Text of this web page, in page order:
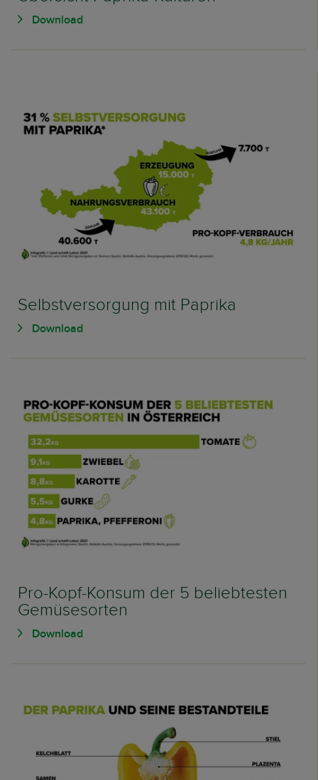
Download
Selbstversorgung mit Paprika
Download
Pro-Kopf-Konsum der 5 beliebtesten
Gemüsesorten
Download